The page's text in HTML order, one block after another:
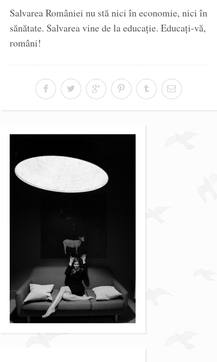
Salvarea României nu stă nici în economie, nici în
sănătate. Salvarea vine de la educație. Educați-vă,
români!